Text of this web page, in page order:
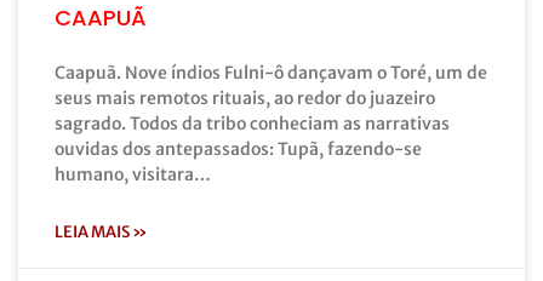
CAAPUÃ
Caapuã. Nove índios Fulni-ô dançavam o Toré, um de
seus mais remotos rituais, ao redor do juazeiro
sagrado. Todos da tribo conheciam as narrativas
ouvidas dos antepassados: Tupã, fazendo-se
humano, visitara…
LEIA MAIS »